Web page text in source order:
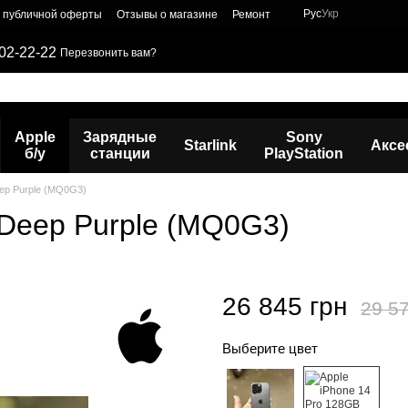
публичной оферты Отзывы о магазине Ремонт РусУкр
22-22 Перезвонить вам?
Apple
б/у
Зарядные
станции
Starlink
Sony
PlayStation
Purple (MQ0G3)
Purple (MQ0G3)
26 845 грн 29
Выберите цвет